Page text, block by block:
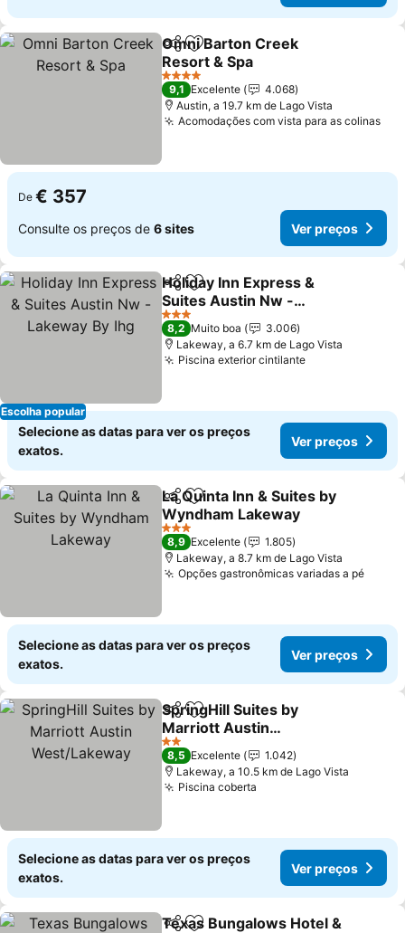
PartilharAdicionar aos favoritos
Omni Barton Creek
Resort & Spa
Ver preços
4 Estrelas
9,1 Excelente
4.068
Austin, a 19.7 km de Lago Vista
Acomodações com vista para as colinas
De € 357
Consulte os preços de 6 sites Ver preços
Escolha popular
PartilharAdicionar aos favoritos
Holiday Inn Express &
Suites Austin Nw -
Lakeway By Ihg
Ver preços
3 Estrelas
8,2 Muito boa
3.006
Lakeway, a 6.7 km de Lago Vista
Piscina exterior cintilanteVer preços
Selecione as datas para ver os preços
exatos.
Ver preços
PartilharAdicionar aos favoritos
La Quinta Inn & Suites by
Wyndham Lakeway
Ver preços
3 Estrelas
8,9 Excelente
1.805
Lakeway, a 8.7 km de Lago Vista
Opções gastronômicas variadas a péVer
Selecione as datas para ver os preços
exatos.
Ver preços
PartilharAdicionar aos favoritos
SpringHill Suites by
Marriott Austin
West/Lakeway
Ver preços
2 Estrelas
8,5 Excelente
1.042
Lakeway, a 10.5 km de Lago Vista
Piscina coberta
Selecione as datas para ver os preços
exatos.
Ver preços
Texas Bungalows Hotel &